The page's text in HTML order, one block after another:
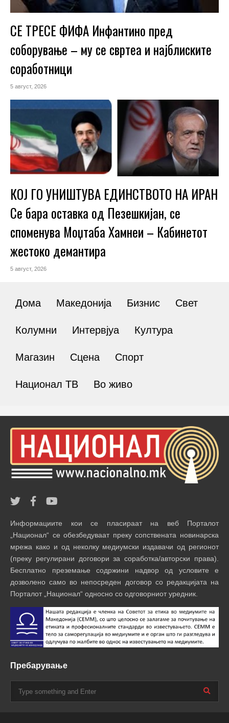
СЕ ТРЕСЕ ФИФА Инфантино пред
соборување – му се свртеа и најблиските
соработници
5 август, 2026
КОЈ ГО УНИШТУВА ЕДИНСТВОТО НА ИРАН
Се бара оставка од Пезешкијан, се
споменува Моџтаба Хамнеи – Кабинетот
жестоко демантира
5 август, 2026
Дома Македонија Бизнис Свет
Колумни Интервјуа Култура
Магазин Сцена Спорт
Национал ТВ Во живо
Информациите кои се пласираат на веб Порталот
„Национал“ се обезбедуваат преку сопствената новинарска
мрежа како и од неколку медиумски издавачи од регионот
(преку регулирани договори за соработка/авторски права).
Бесплатно преземање содржини надвор од условите е
дозволено само во непосреден договор со редакцијата на
Порталот „Национал“ односно со одговорниот уредник.
Пребарување